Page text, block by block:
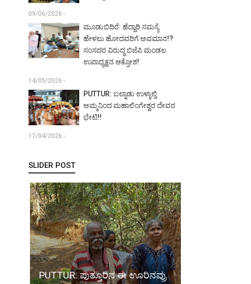
09/06/2026 -
ಮೂಡುಬಿದಿರೆ: ಹೆದ್ದಾರಿ ಸಮಸ್ಯೆ
ಹೇಳಲು ಹೋದವರಿಗೆ ಅವಮಾನ!?
ಸಂಸದರ ವಿರುದ್ಧ ಬಿಜೆಪಿ ಮಂಡಲ
ಉಪಾಧ್ಯಕ್ಷನ ಆಕ್ರೋಶ!
14/05/2026 -
PUTTUR: ಬಲ್ನಾಡು ಉಳ್ಳಾಲ್ತಿ
ಅಮ್ಮನಿಂದ ಮಹಾಲಿಂಗೇಶ್ವರ ದೇವರ
ಭೇಟಿ!!
17/04/2026 -
SLIDER POST
PUTTUR: ಪುತ್ತೂರಿನ ಈ ಊರಿನವ್ರು
MANGALURU:
ಖ್ಯಾತ
ಉದ್ಯಮಿಗೆ